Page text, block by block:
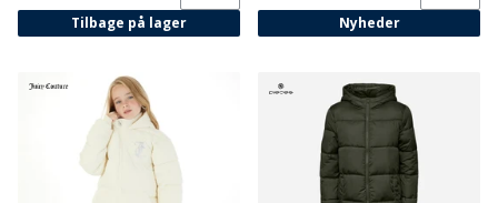
Tilbage på lager Nyheder